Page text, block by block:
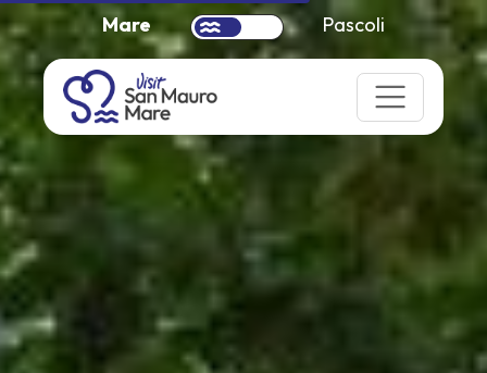
Mare Pascoli